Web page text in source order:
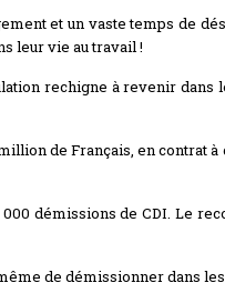
et un vaste temps de
leur vie au travail !
rechigne à revenir
de Français, en contrat
démissions de CDI. Le
de démissionner dans